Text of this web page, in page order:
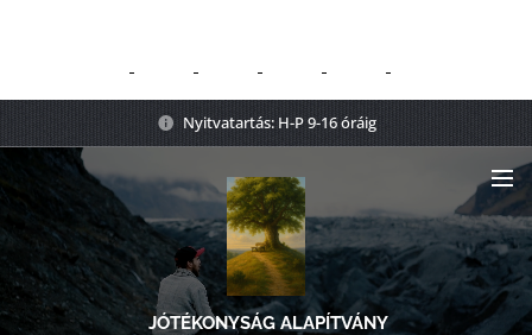
Nyitvatartás: H-P 9-16 óráig
JÓTÉKONYSÁG ALAPÍTVÁNY